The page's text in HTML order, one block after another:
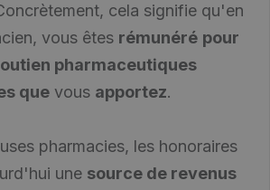
cela signifie qu'en
vous êtes rémunéré pour
pharmaceutiques
que vous apportez.
pharmacies, les honoraires
une source de revenus